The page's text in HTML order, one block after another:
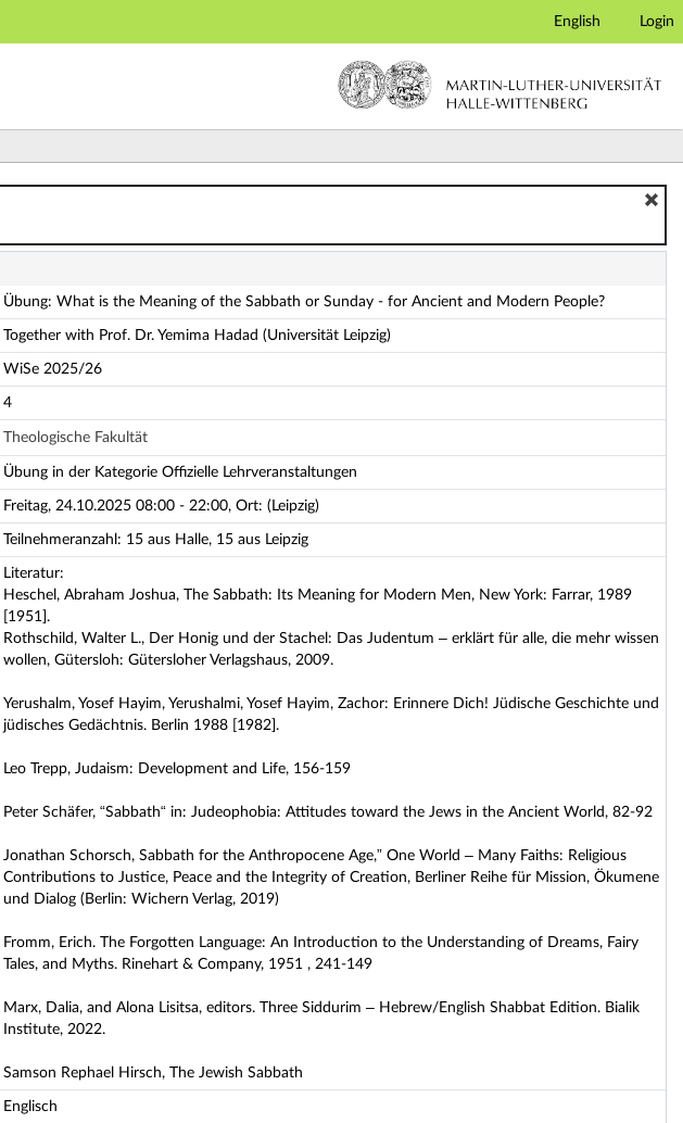
English Login
- for Ancient and Modern People? - Details
Übung: What is the Meaning of the Sabbath or Sunday - for Ancient and Modern People?
Together with Prof. Dr. Yemima Hadad (Universität Leipzig)
WiSe 2025/26
4
Theologische Fakultät
Übung in der Kategorie Offizielle Lehrveranstaltungen
Freitag, 24.10.2025 08:00 - 22:00, Ort: (Leipzig)
Teilnehmeranzahl: 15 aus Halle, 15 aus Leipzig
Literatur:
Heschel, Abraham Joshua, The Sabbath: Its Meaning for Modern Men, New York: Farrar, 1989
[1951].
Rothschild, Walter L., Der Honig und der Stachel: Das Judentum – erklärt für alle, die mehr wissen
wollen, Gütersloh: Gütersloher Verlagshaus, 2009.
Yerushalm, Yosef Hayim, Yerushalmi, Yosef Hayim, Zachor: Erinnere Dich! Jüdische Geschichte und
jüdisches Gedächtnis. Berlin 1988 [1982].
Leo Trepp, Judaism: Development and Life, 156-159
Peter Schäfer, “Sabbath“ in: Judeophobia: Attitudes toward the Jews in the Ancient World, 82-92
Jonathan Schorsch, Sabbath for the Anthropocene Age,” One World – Many Faiths: Religious
Contributions to Justice, Peace and the Integrity of Creation, Berliner Reihe für Mission, Ökumene
und Dialog (Berlin: Wichern Verlag, 2019)
Fromm, Erich. The Forgotten Language: An Introduction to the Understanding of Dreams, Fairy
Tales, and Myths. Rinehart & Company, 1951 , 241-149
Marx, Dalia, and Alona Lisitsa, editors. Three Siddurim – Hebrew/English Shabbat Edition. Bialik
Institute, 2022.
Samson Rephael Hirsch, The Jewish Sabbath
Englisch